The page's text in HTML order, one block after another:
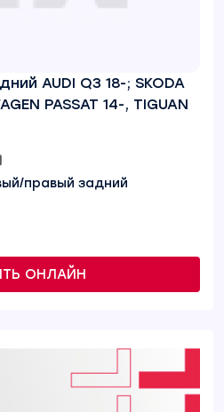
AUDI Q3 18-; SKODA
PASSAT 14-, TIGUAN
правый задний
ОНЛАЙН